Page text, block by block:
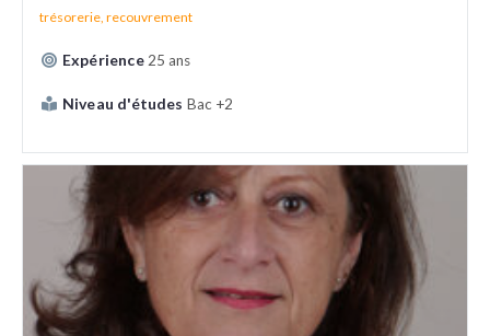
trésorerie, recouvrement
Expérience 25 ans
Niveau d'études Bac +2